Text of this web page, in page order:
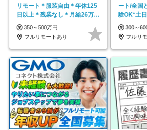
リモート＊服装自由＊年休125
日以上＊残業なし＊月給26万円
以上
350～500万円
フルリモートあり
ート/全国
験OK*土
在宅勤務手
300～
フルリ